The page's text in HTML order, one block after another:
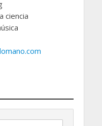
ciencia